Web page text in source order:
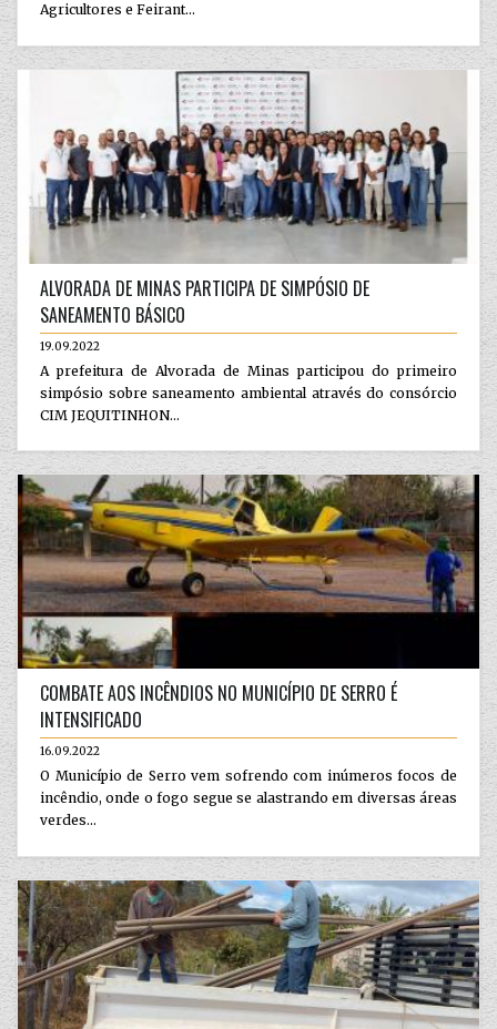
Agricultores e Feirant...
ALVORADA DE MINAS PARTICIPA DE SIMPÓSIO DE
SANEAMENTO BÁSICO
19.09.2022
A prefeitura de Alvorada de Minas participou do primeiro
simpósio sobre saneamento ambiental através do consórcio
CIM JEQUITINHON...
COMBATE AOS INCÊNDIOS NO MUNICÍPIO DE SERRO É
INTENSIFICADO
16.09.2022
O Município de Serro vem sofrendo com inúmeros focos de
incêndio, onde o fogo segue se alastrando em diversas áreas
verdes...